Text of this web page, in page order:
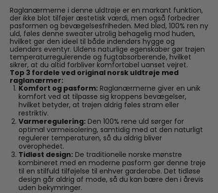
Raglanærmerne i denne uldtrøje er en markant funktion,
der ikke blot tilføjer æstetisk værdi, men også forbedrer
pasformen og bevægelsesfriheden. Med blød, 100% ren ny
uld, føles denne sweater utrolig behagelig mod huden,
hvilket gør den ideel til både indendørs hygge og
udendørs eventyr. Uldens naturlige egenskaber gør trøjen
temperaturregulerende og fugtabsorberende, hvilket
sikrer, at du altid forbliver komfortabel uanset vejret.
Top 3 fordele ved original norsk uldtrøje med
raglanærmer:
Komfort og pasform:Raglanærmerne giver en unik
komfort ved at tilpasse sig kroppens bevægelser,
hvilket betyder, at trøjen aldrig føles stram eller
restriktiv.
Varmeregulering:Den 100% rene uld sørger for
optimal varmeisolering, samtidig med at den naturligt
regulerer temperaturen, så du aldrig bliver
overophedet.
Tidløst design:De traditionelle norske mønstre
kombineret med en moderne pasform gør denne trøje
til en stilfuld tilføjelse til enhver garderobe. Det tidløse
design går aldrig af mode, så du kan bære den i årevis
uden bekymringer.